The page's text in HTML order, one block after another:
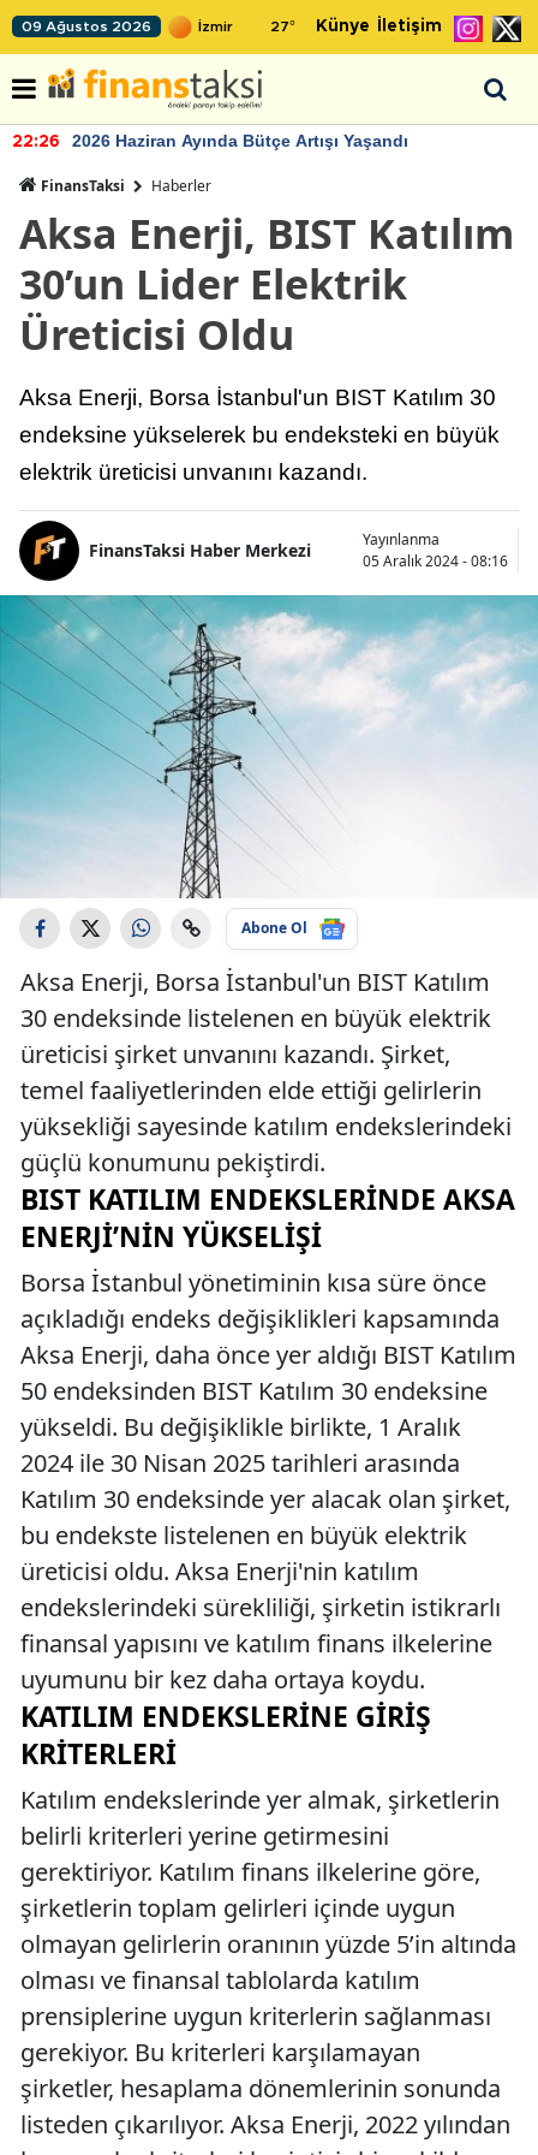
09 Ağustos 2026 27° Künye İletişim
22:26 2026 Haziran Ayında Bütçe Artışı Yaşandı
FinansTaksi Haberler
Aksa Enerji, BIST Katılım
30’un Lider Elektrik
Üreticisi Oldu
Aksa Enerji, Borsa İstanbul'un BIST Katılım 30
endeksine yükselerek bu endeksteki en büyük
elektrik üreticisi unvanını kazandı.
FinansTaksi Haber Merkezi
Yayınlanma
05 Aralık 2024 - 08:16
Abone Ol
Aksa Enerji, Borsa İstanbul'un BIST Katılım
30 endeksinde listelenen en büyük elektrik
üreticisi şirket unvanını kazandı. Şirket,
temel faaliyetlerinden elde ettiği gelirlerin
yüksekliği sayesinde katılım endekslerindeki
güçlü konumunu pekiştirdi.
BIST KATILIM ENDEKSLERINDE AKSA
ENERJI’NIN YÜKSELIŞI
Borsa İstanbul yönetiminin kısa süre önce
açıkladığı endeks değişiklikleri kapsamında
Aksa Enerji, daha önce yer aldığı BIST Katılım
50 endeksinden BIST Katılım 30 endeksine
yükseldi. Bu değişiklikle birlikte, 1 Aralık
2024 ile 30 Nisan 2025 tarihleri arasında
Katılım 30 endeksinde yer alacak olan şirket,
bu endekste listelenen en büyük elektrik
üreticisi oldu. Aksa Enerji'nin katılım
endekslerindeki sürekliliği, şirketin istikrarlı
finansal yapısını ve katılım finans ilkelerine
uyumunu bir kez daha ortaya koydu.
KATILIM ENDEKSLERINE GIRIŞ
KRITERLERI
Katılım endekslerinde yer almak, şirketlerin
belirli kriterleri yerine getirmesini
gerektiriyor. Katılım finans ilkelerine göre,
şirketlerin toplam gelirleri içinde uygun
olmayan gelirlerin oranının yüzde 5’in altında
olması ve finansal tablolarda katılım
prensiplerine uygun kriterlerin sağlanması
gerekiyor. Bu kriterleri karşılamayan
şirketler, hesaplama dönemlerinin sonunda
listeden çıkarılıyor. Aksa Enerji, 2022 yılından